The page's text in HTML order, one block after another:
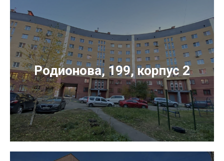
Родионова, 199, корпус 2